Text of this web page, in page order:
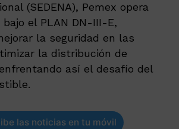
(SEDENA), Pemex opera
el PLAN DN-III-E,
la seguridad en las
la distribución de
así el desafío del
las noticias en tu móvil